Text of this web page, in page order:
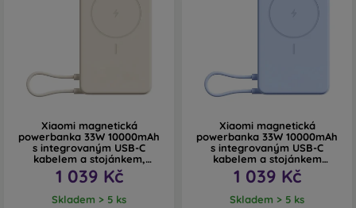
Xiaomi magnetická
powerbanka 33W 10000mAh
s integrovaným USB-C
kabelem a stojánkem,
béžová
1 039 Kč
Skladem > 5 ks
Xiaomi magnetická
powerbanka 33W 10000mAh
s integrovaným USB-C
kabelem a stojánkem
modrá
1 039 Kč
Skladem > 5 ks